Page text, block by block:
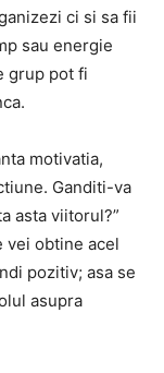
ci si sa fii
sau energie
grup pot fi
motivatia,
Ganditi-va
asta viitorul?”
vei obtine acel
pozitiv; asa se
asupra